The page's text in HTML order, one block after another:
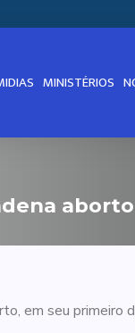
MINISTÉRIOS
em seu primeiro